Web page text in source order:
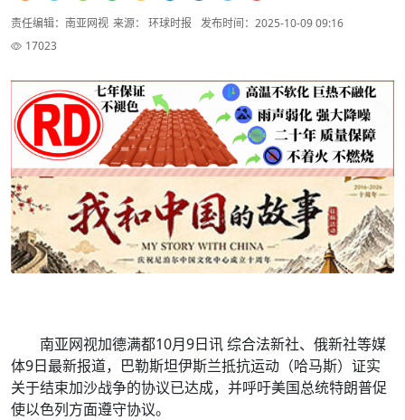
责任编辑：南亚网视 来源： 环球时报
发布时间：2025-10-09 09:16
17023
南亚网视加德满都10月9日讯 综合法新社、俄新社等媒
体9日最新报道，巴勒斯坦伊斯兰抵抗运动（哈马斯）证实
关于结束加沙战争的协议已达成，并呼吁美国总统特朗普促
使以色列方面遵守协议。